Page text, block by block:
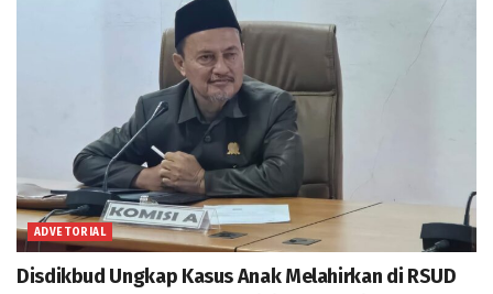
ADVETORIAL
Disdikbud Ungkap Kasus Anak Melahirkan di RSUD